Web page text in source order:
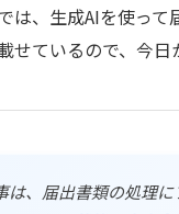
は、生成AIを使っ
せているので、今日
は、届出書類の処理